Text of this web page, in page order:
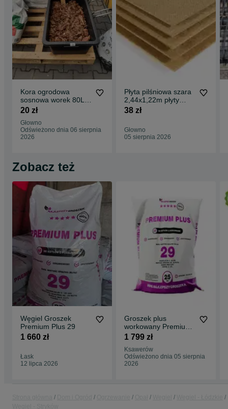
Kora ogrodowa
sosnowa worek 80L
obornik narzędzia
20 zł
Głowno
Odświeżono dnia 06 sierpnia
2026
Płyta pilśniowa szara
2,44x1,22m płyty
pilśniowe HDF
38 zł
Głowno
05 sierpnia 2026
Zobacz też
Węgiel Groszek
Premium Plus 29
1 660 zł
Łask
12 lipca 2026
Groszek plus
workowany Premium
PLus 26-29 MJ/kg
1 799 zł
Ksawerów
Odświeżono dnia 05 sierpnia
2026